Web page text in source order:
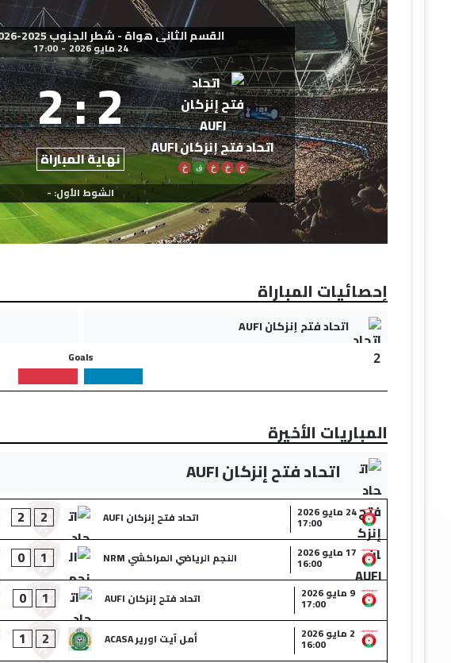
القسم الثاني هواة - شطر الجنوب 2025-2026
24 مايو 2026 -
17:00
اتحاد فتح إنزكان AUFI
خ خ خ ف خ
2
:
2
نهاية المباراة
الشوط الأول: -
إحصائيات المباراة
اتحاد فتح إنزكان AUFI
2
Goals
المباريات الأخيرة
اتحاد فتح إنزكان AUFI
24 مايو 2026
17:00 اتحاد فتح إنزكان AUFI 2
2
17 مايو 2026
16:00 النجم الرياضي المراكشي NRM 1
0
9 مايو 2026
17:00 اتحاد فتح إنزكان AUFI 1
0
2 مايو 2026
16:00 أمل آيت اورير ACASA 2
1